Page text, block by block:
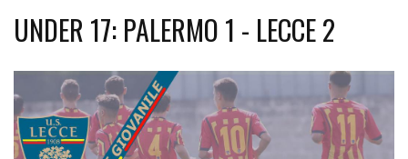
UNDER 17: PALERMO 1 - LECCE 2